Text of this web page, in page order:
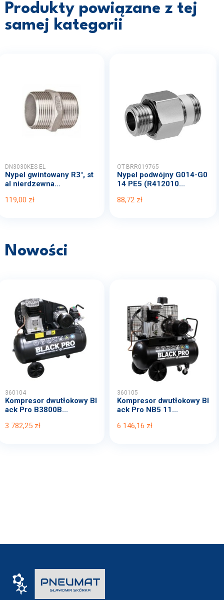
Produkty powiązane z tej
samej kategorii
DN3030KES-EL
Nypel gwintowany R3", st
al nierdzewna...
119,00 zł
OT-BRR019765
Nypel podwójny G014-G0
14 PE5 (R412010...
88,72 zł
Nowości
360104
Kompresor dwutłokowy Bl
ack Pro B3800B...
3 782,25 zł
360105
Kompresor dwutłokowy Bl
ack Pro NB5 11...
6 146,16 zł